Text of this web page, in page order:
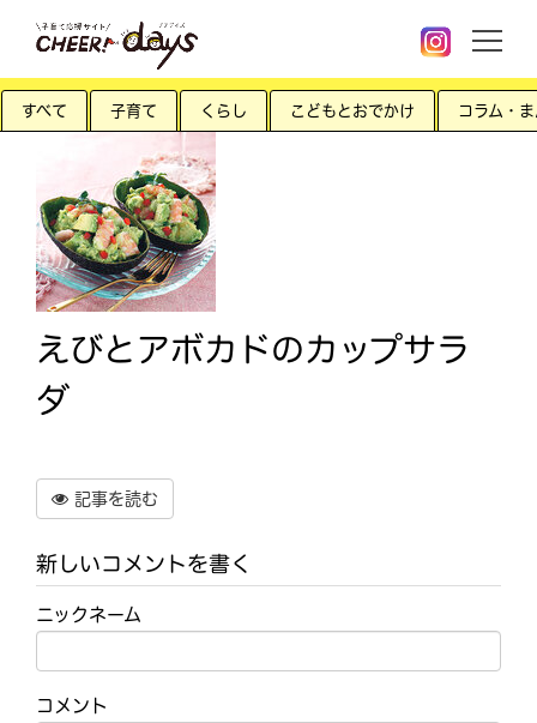
すべて 子育て くらし こどもとおでかけ コラム・
えびとアボカドのカップサラ
ダ
記事を読む
新しいコメントを書く
ニックネーム
コメント